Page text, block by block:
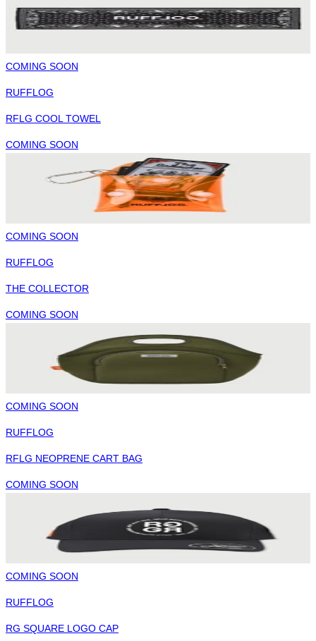
COMING SOON
RUFFLOG
RFLG COOL TOWEL
COMING SOON
COMING SOON
RUFFLOG
THE COLLECTOR
COMING SOON
COMING SOON
RUFFLOG
RFLG NEOPRENE CART BAG
COMING SOON
COMING SOON
RUFFLOG
RG SQUARE LOGO CAP